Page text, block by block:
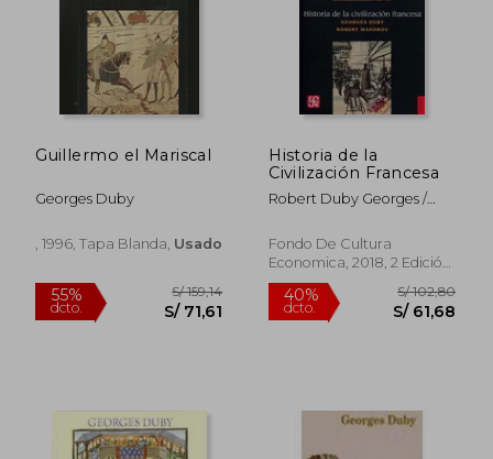
dcto. S/ 99,94 dcto.
Guillermo el Mariscal
Georges Duby
, 1996, Tapa Blanda, Usado
Historia de la
Civilización Francesa
Robert Duby Georges /
Fondo De Cultura
Economica, 2018, 2 Edición,
Tapa Blanda, Nuevo